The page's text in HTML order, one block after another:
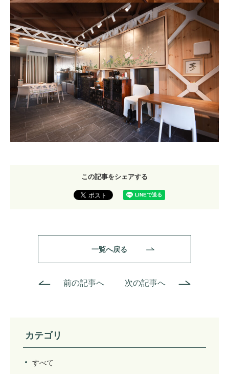
この記事をシェアする
一覧へ戻る
前の記事へ 次の記事へ
カテゴリ
すべて